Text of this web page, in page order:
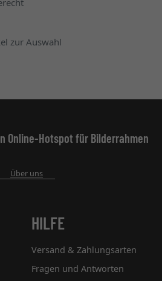
zur Auswahl
Online-Hotspot für Bilderrahmen
Über uns
HILFE
Versand & Zahlungsarten
Fragen und Antworten